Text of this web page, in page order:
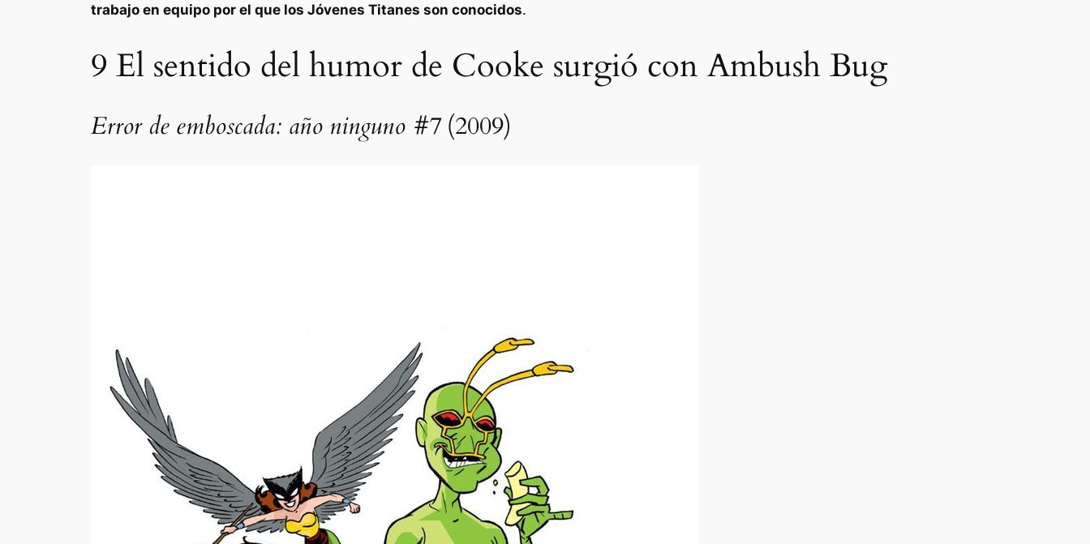
trabajo en equipo por el que los Jóvenes Titanes son conocidos.
9 El sentido del humor de Cooke surgió con Ambush Bug
Error de emboscada: año ninguno #7 (2009)